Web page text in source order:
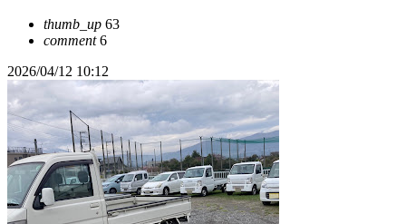
thumb_up 63
comment6
2026/04/12 10:12